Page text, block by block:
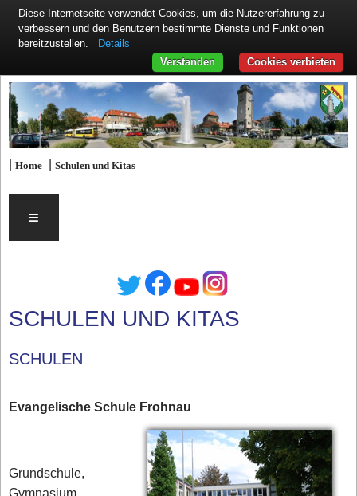
|Home |Schulen und Kitas
≡
SCHULEN UND KITAS
SCHULEN
Evangelische Schule Frohnau
Grundschule,
Diese Internetseite verwendet Cookies, um die Nutzererfahrung zu
verbessern und den Benutzern bestimmte Dienste und Funktionen
bereitzustellen.
Details
Cookies verbieten
Verstanden